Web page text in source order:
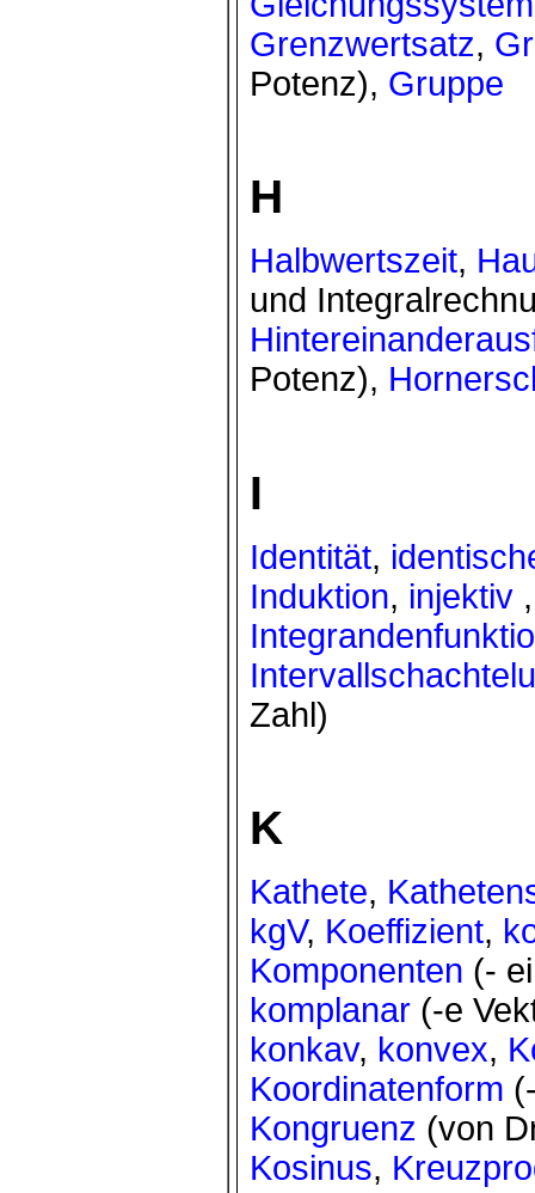
Grenzwertsatz,
Potenz), Gruppe
H
Halbwertszeit,
und
Potenz),
I
Identität,
Induktion, injektiv
Zahl)
K
Kathete,
kgV, Koeffizient,
Komponenten (-
komplanar (-e
konkav, konvex,
Koordinatenform
Kongruenz (von
Kosinus,